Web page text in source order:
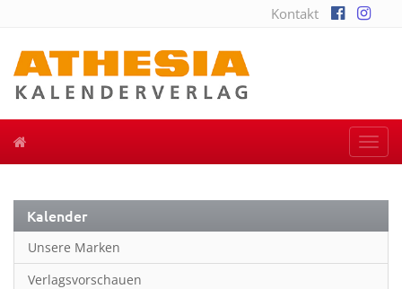
Kontakt
Kalender
Unsere Marken
Verlagsvorschauen